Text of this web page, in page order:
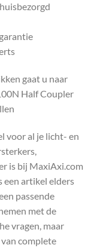
gaat u naar
Half Coupler
voor al je licht- en
is bij MaxiAxi.com
een artikel elders
passende
met de
vragen, maar
complete